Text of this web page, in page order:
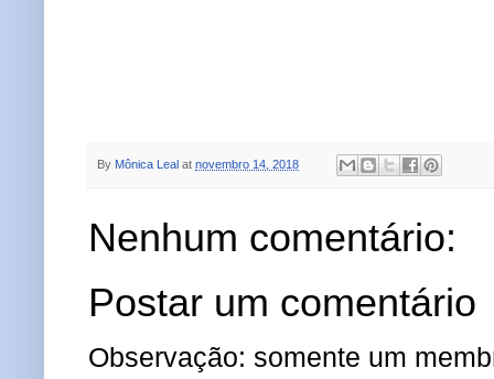
By Mônica Leal at novembro 14, 2018
Nenhum comentário:
Postar um comentário
Observação: somente um